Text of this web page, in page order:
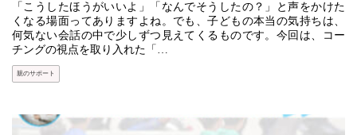
「こうしたほうがいいよ」「なんでそうしたの？」と声をかけた
くなる場面ってありますよね。でも、子どもの本当の気持ちは、
何気ない会話の中で少しずつ見えてくるものです。今回は、コー
チングの視点を取り入れた「…
親のサポート